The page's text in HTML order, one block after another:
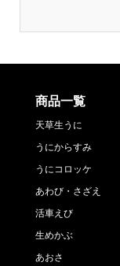
商品一覧
天草生うに
うにからすみ
うにコロッケ
あわび・さざえ
活車えび
生めかぶ
あおさ